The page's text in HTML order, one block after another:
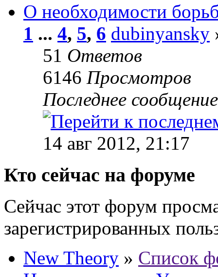
О необходимости
1 ... 4, 5, 6 dubinyansky
51 Ответов
6146 Просмотров
Последнее
14 авг 2012, 21:17
Кто сейчас на форуме
Сейчас этот форум
зарегистрированных
New Theory » Список